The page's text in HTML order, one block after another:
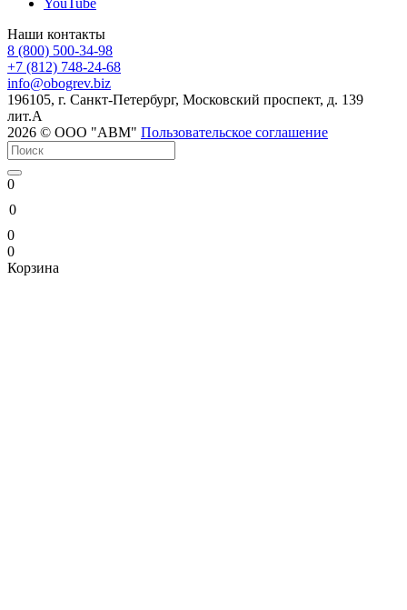
YouTube
Наши контакты
8 (800) 500-34-98
+7 (812) 748-24-68
info@obogrev.biz
196105, г. Санкт-Петербург, Московский проспект, д. 139
лит.А
2026 © ООО "АВМ" Пользовательское соглашение
0
0
0
0
Корзина